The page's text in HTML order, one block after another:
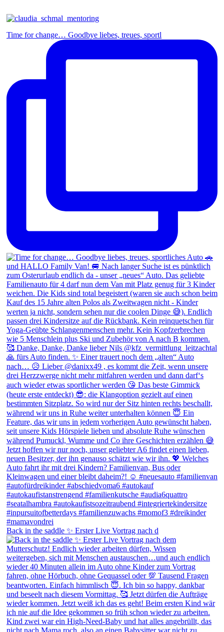
Time for change… Goodbye liebes, treues, sportl
Back in the saddle ✨ Erster Live Vortrag nach d